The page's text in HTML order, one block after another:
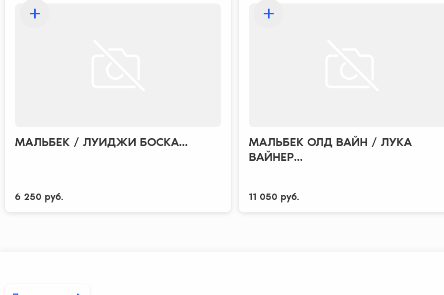
МАЛЬБЕК / ЛУИДЖИ БОСКА...
6 250 руб.
МАЛЬБЕК ОЛД ВАЙН / ЛУКА
ВАЙНЕР...
11 050 руб.